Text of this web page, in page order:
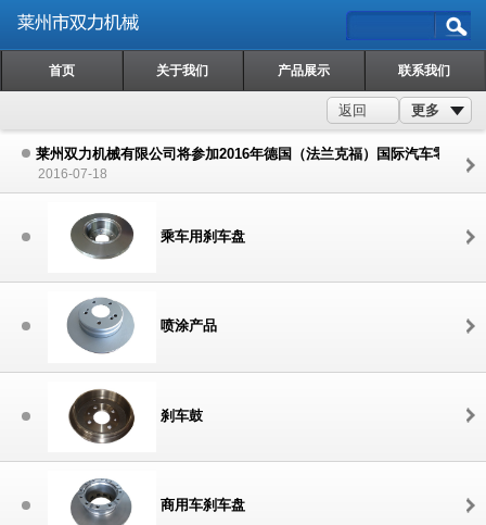
首页 关于我们 产品展示 联系我们
更多
返回
莱州双力机械有限公司将参加2016年德国（法兰克福）国际汽车零配件
2016-07-18
乘车用刹车盘
喷涂产品
刹车鼓
商用车刹车盘